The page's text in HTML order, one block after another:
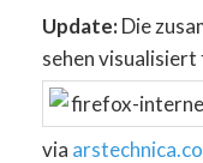
Update:Die
sehen
via